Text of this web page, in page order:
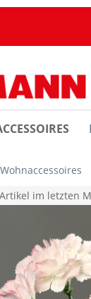
Wohnaccessoires
im letzten